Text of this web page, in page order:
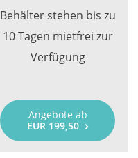
Behälter stehen bis zu
10 Tagen mietfrei zur
Verfügung
Angebote ab
EUR 199,50